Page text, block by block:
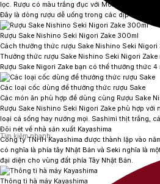
lọc. Rượu có màu trắng đục với Moromi bên
Đây là dòng rượu dễ uống trong các dịp lễ đặc
Rượu Sake Nishino Seki Nigori Zake 300ml
Cách thưởng thức rượu Sake Nishino Seki Nigori
Thưởng thức rượu Sake Nishino Seki Nigori
Rượu Sake Nigori Zake bạn có thể thưởng thức
Các loại cốc dùng để thưởng thức rượu Sake
Các món ăn phù hợp để dùng cùng Rượu Sake
Rượu Sake Nishino Seki Nigori Zake phù hợp
loại cá sống hay nướng mọi. Sashimi thịt trắng,
Đôi nét về nhà sản xuất Kayashima
Công ty TNHH Kayashima được thành lập vào
có nghĩa là phía tây Nhật Bản và Seki nghĩa là
đại diện cho vùng đất phía Tây Nhật Bản.
Thông ti hà máy Kayashima